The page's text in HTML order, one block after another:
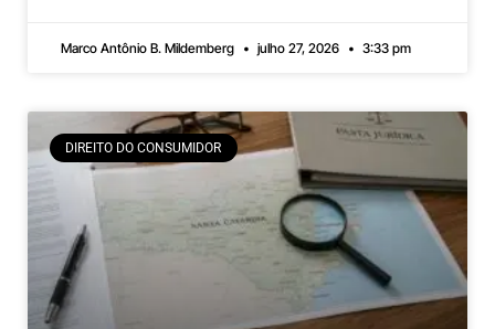
Marco Antônio B. Mildemberg julho 27, 2026 3:33 pm
DIREITO DO CONSUMIDOR